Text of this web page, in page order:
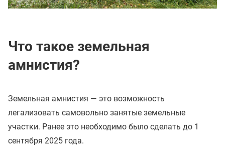
Что такое земельная
амнистия?
Земельная амнистия — это возможность
легализовать самовольно занятые земельные
участки. Ранее это необходимо было сделать до 1
сентября 2025 года.